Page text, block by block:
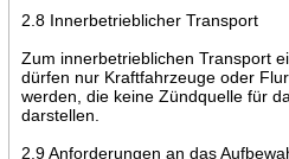
2.8 Innerbetrieblicher Transport
Zum innerbetrieblichen Transport
dürfen nur Kraftfahrzeuge oder
werden, die keine Zündquelle für
darstellen.
2.9 Anforderungen an das